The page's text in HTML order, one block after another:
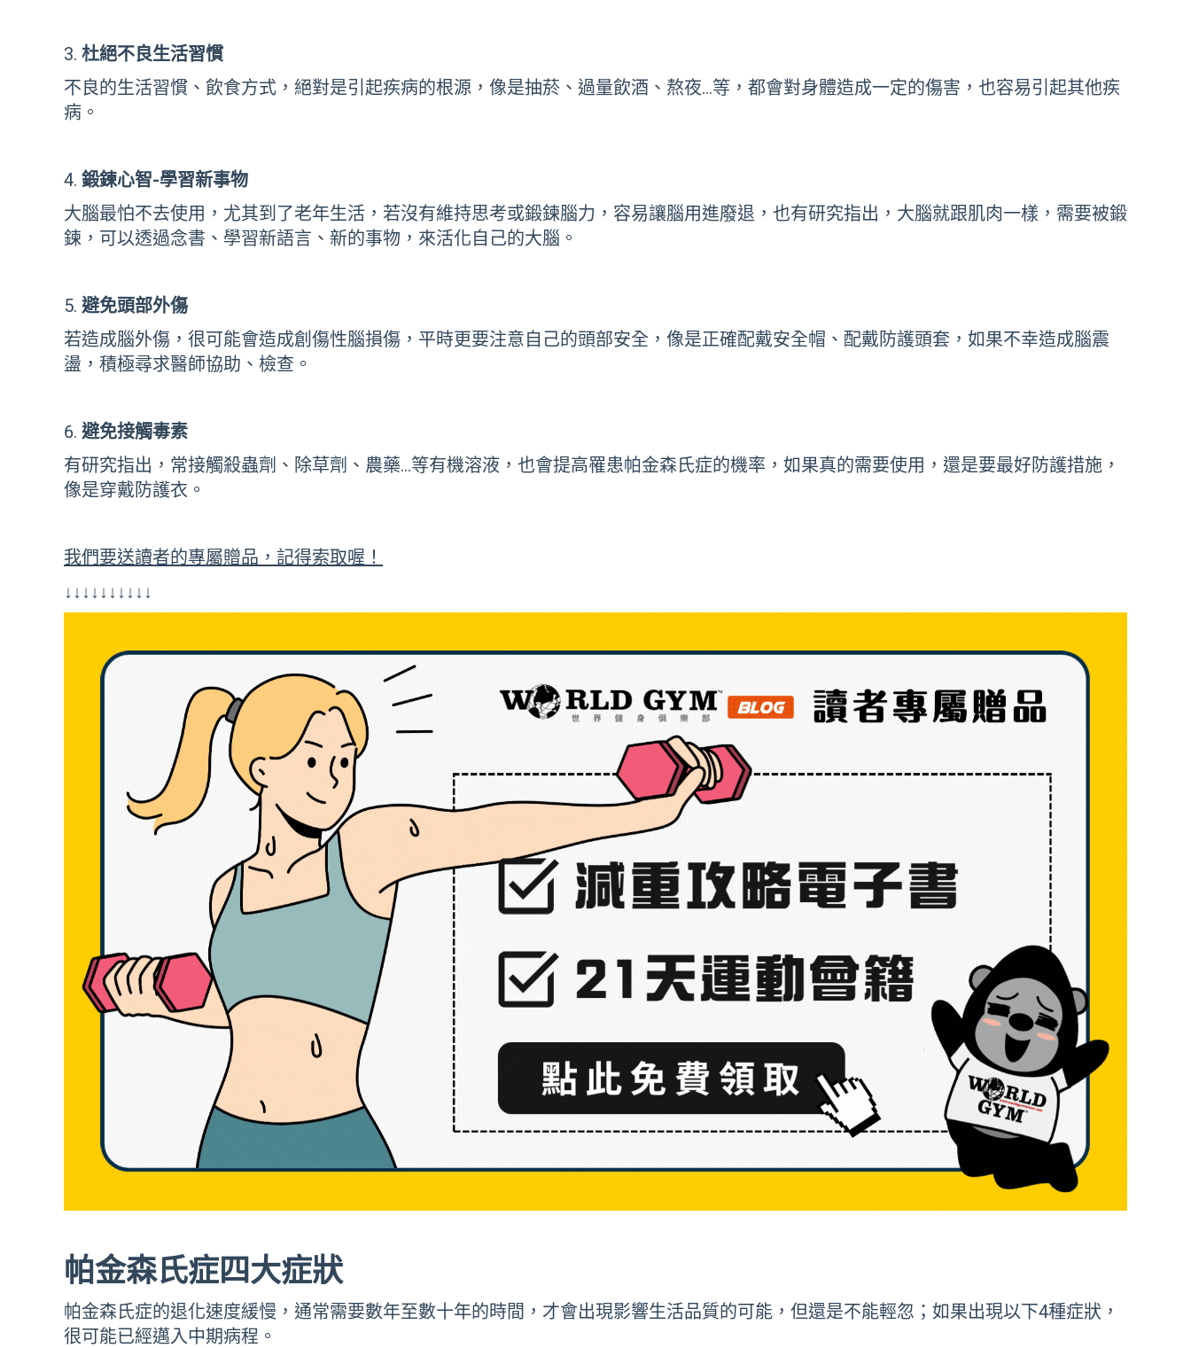
杜絕不良生活習慣
不良的生活習慣、飲食方式，絕對是引起疾病的根源，像是抽菸、過量飲酒、熬夜…等，都會對身體造成一定的傷害，也容易引起其他疾
病。
鍛鍊心智-學習新事物
大腦最怕不去使用，尤其到了老年生活，若沒有維持思考或鍛鍊腦力，容易讓腦用進廢退，也有研究指出，大腦就跟肌肉一樣，需要被鍛
鍊，可以透過念書、學習新語言、新的事物，來活化自己的大腦。
避免頭部外傷
若造成腦外傷，很可能會造成創傷性腦損傷，平時更要注意自己的頭部安全，像是正確配戴安全帽、配戴防護頭套，如果不幸造成腦震
盪，積極尋求醫師協助、檢查。
避免接觸毒素
有研究指出，常接觸殺蟲劑、除草劑、農藥…等有機溶液，也會提高罹患帕金森氏症的機率，如果真的需要使用，還是要最好防護措施，
像是穿戴防護衣。
我們要送讀者的專屬贈品，記得索取喔！
↓↓↓↓↓↓↓↓↓↓
帕金森氏症四大症狀
帕金森氏症的退化速度緩慢，通常需要數年至數十年的時間，才會出現影響生活品質的可能，但還是不能輕忽；如果出現以下4種症狀，
很可能已經邁入中期病程。